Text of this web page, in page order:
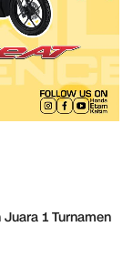
1 Turnamen